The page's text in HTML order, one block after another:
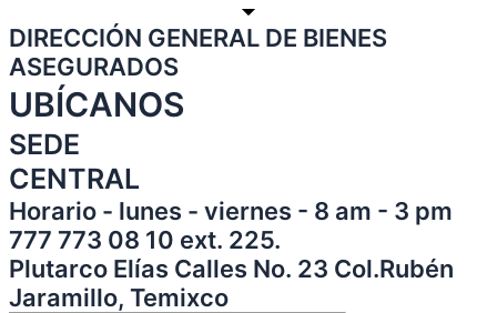
DIRECCIÓN GENERAL DE BIENES
ASEGURADOS
UBÍCANOS
SEDE
CENTRAL
Horario - lunes - viernes - 8 am - 3 pm
777 773 08 10 ext. 225.
Plutarco Elías Calles No. 23 Col.Rubén
Jaramillo, Temixco